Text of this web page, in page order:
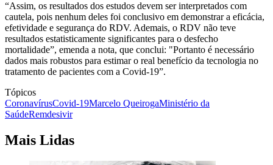
“Assim, os resultados dos estudos devem ser interpretados com
cautela, pois nenhum deles foi conclusivo em demonstrar a eficácia,
efetividade e segurança do RDV. Ademais, o RDV não teve
resultados estatisticamente significantes para o desfecho
mortalidade”, emenda a nota, que conclui: "Portanto é necessário
dados mais robustos para estimar o real benefício da tecnologia no
tratamento de pacientes com a Covid-19”.
Tópicos
CoronavírusCovid-19Marcelo QueirogaMinistério da
SaúdeRemdesivir
Mais Lidas